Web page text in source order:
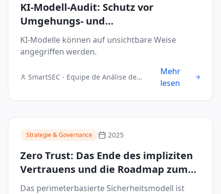
KI-Modell-Audit: Schutz vor
Umgehungs- und
Datenvergiftungsangriffen
KI-Modelle können auf unsichtbare Weise
angegriffen werden.
SmartSEC - Equipe de Análise de
Mehr
lesen
Strategie & Governance 2025
Zero Trust: Das Ende des impliziten
Vertrauens und die Roadmap zum
Schutz des hybriden Zugangs
Das perimeterbasierte Sicherheitsmodell ist